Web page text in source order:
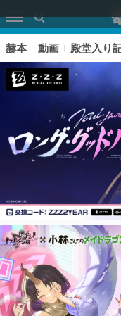
ピックア
電ファミのいま読まれ
アプリセール情報
赫本 動画 殿堂入り